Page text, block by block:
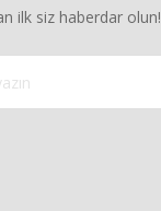
ilk siz haberdar olun!